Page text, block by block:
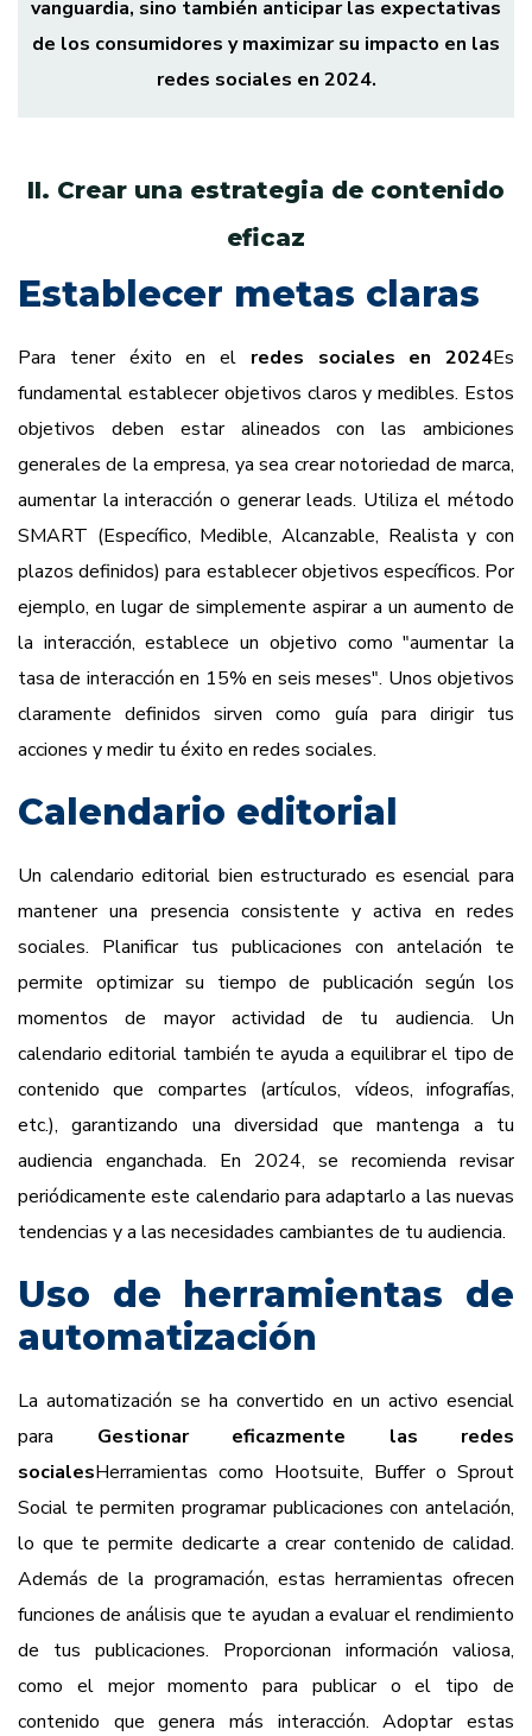
vanguardia, sino también anticipar las expectativas
de los consumidores y maximizar su impacto en las
redes sociales en 2024.
II. Crear una estrategia de contenido
eficaz
Establecer metas claras
Para tener éxito en el redes sociales en 2024Es
fundamental establecer objetivos claros y medibles. Estos
objetivos deben estar alineados con las ambiciones
generales de la empresa, ya sea crear notoriedad de marca,
aumentar la interacción o generar leads. Utiliza el método
SMART (Específico, Medible, Alcanzable, Realista y con
plazos definidos) para establecer objetivos específicos. Por
ejemplo, en lugar de simplemente aspirar a un aumento de
la interacción, establece un objetivo como "aumentar la
tasa de interacción en 15% en seis meses". Unos objetivos
claramente definidos sirven como guía para dirigir tus
acciones y medir tu éxito en redes sociales.
Calendario editorial
Un calendario editorial bien estructurado es esencial para
mantener una presencia consistente y activa en redes
sociales. Planificar tus publicaciones con antelación te
permite optimizar su tiempo de publicación según los
momentos de mayor actividad de tu audiencia. Un
calendario editorial también te ayuda a equilibrar el tipo de
contenido que compartes (artículos, vídeos, infografías,
etc.), garantizando una diversidad que mantenga a tu
audiencia enganchada. En 2024, se recomienda revisar
periódicamente este calendario para adaptarlo a las nuevas
tendencias y a las necesidades cambiantes de tu audiencia.
Uso de herramientas de
automatización
La automatización se ha convertido en un activo esencial
para Gestionar eficazmente las redes
socialesHerramientas como Hootsuite, Buffer o Sprout
Social te permiten programar publicaciones con antelación,
lo que te permite dedicarte a crear contenido de calidad.
Además de la programación, estas herramientas ofrecen
funciones de análisis que te ayudan a evaluar el rendimiento
de tus publicaciones. Proporcionan información valiosa,
como el mejor momento para publicar o el tipo de
contenido que genera más interacción. Adoptar estas